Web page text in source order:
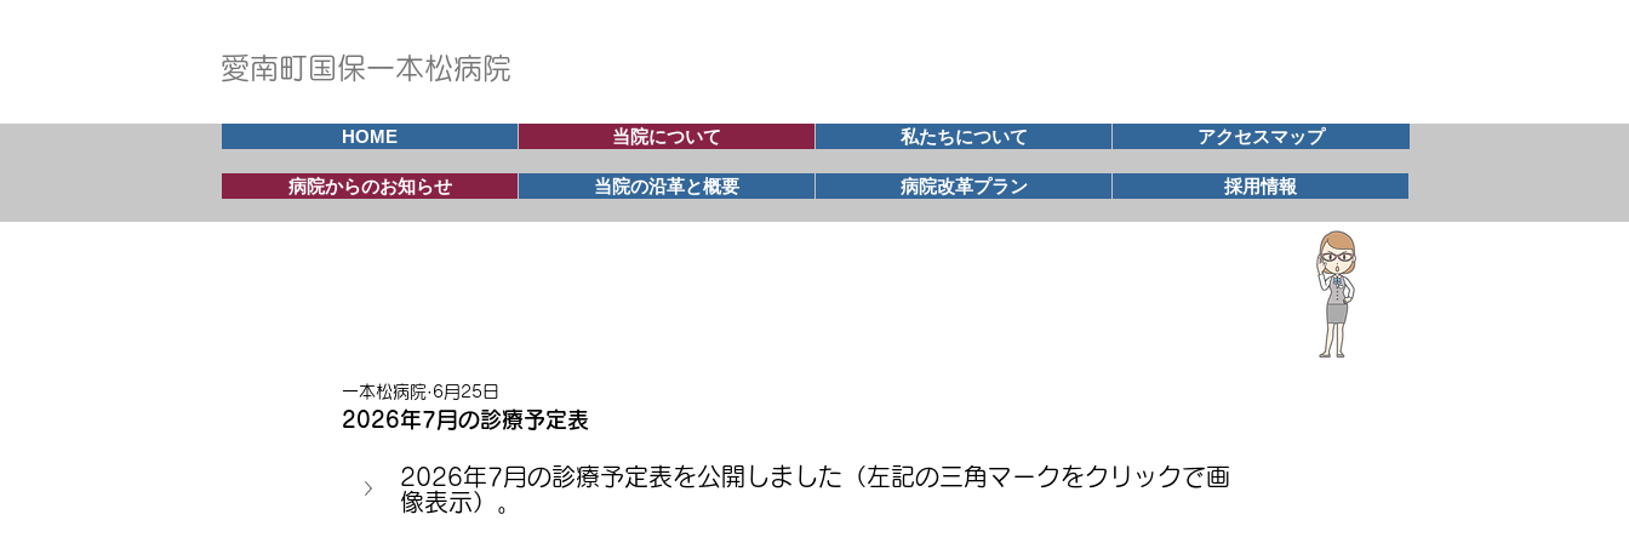
愛南町国保一本松病院
HOME 当院について 私たちについて アクセスマップ
病院からのお知らせ 当院の沿革と概要 病院改革プラン 採用情報
2026年7月の診療予定表
一本松病院 6月25日
2026年7月の診療予定表を公開しました（左記の三角マークをクリックで画
像表示）。